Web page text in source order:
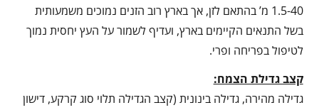
1.5-40 מ’ בהתאם לזן, אך בארץ רוב הזנים נמוכים משמעותית
בשל התנאים הקיימים בארץ, ועדיף לשמור על העץ יחסית נמוך
לטיפול בפריחה ופרי.
קצב גדילת הצמח:
גדילה מהירה, גדילה בינונית (קצב הגדילה תלוי סוג קרקע, דישון